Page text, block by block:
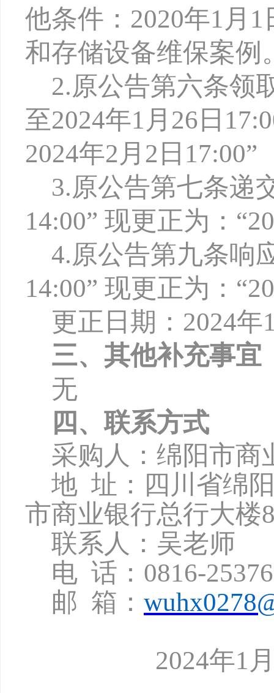
他条件：2020年1月
和存储设备维保案例
2.原公告第六条领
至2024年1月26日
2024年2 月 2日17:00”
3.原公告第七条递
14:00” 现更正为：
4.原公告第九条响
14:00” 现更正为：
更正日期： 2024年
三、其他补充事宜
无
四、联系方式
采购人：绵阳市商
地 址：四川省绵
市商业银行总行大楼
联系人：吴老师
电 话： 0816-
邮 箱：
2024年1